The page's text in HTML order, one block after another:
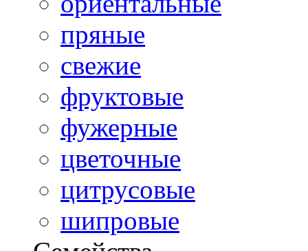
пряные
свежие
фруктовые
фужерные
цветочные
цитрусовые
шипровые